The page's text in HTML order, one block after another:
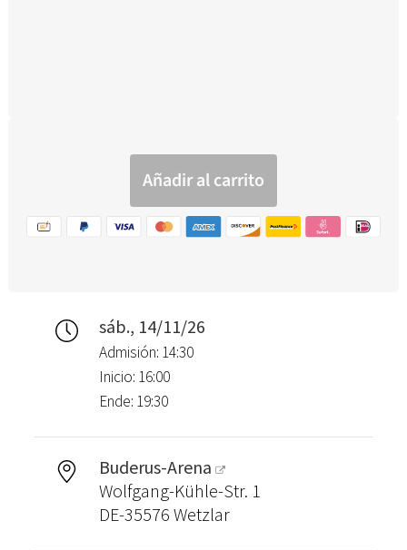
sáb., 14/11/26
Admisión: 14:30
Inicio: 16:00
Ende: 19:30
Buderus-Arena
Wolfgang-Kühle-Str. 1
DE-35576 Wetzlar